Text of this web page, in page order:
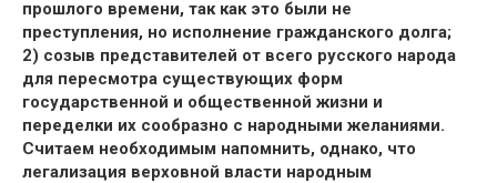
прошлого времени, так как это были не
преступления, но исполнение гражданского долга;
2) созыв представителей от всего русского народа
для пересмотра существующих форм
государственной и общественной жизни и
переделки их сообразно с народными желаниями.
Считаем необходимым напомнить, однако, что
легализация верховной власти народным